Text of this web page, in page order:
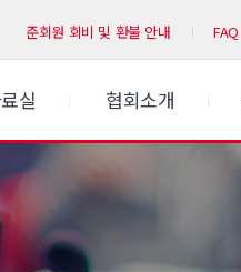
준회원 회비 및 환불 안내 FAQ
실 협회소개